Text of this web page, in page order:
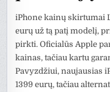
iPhone kainų skirtumai
eurų už tą patį modelį,
pirkti. Oficialūs Apple
kainas, tačiau kartu
Pavyzdžiui, naujausias
1399 eurų, tačiau